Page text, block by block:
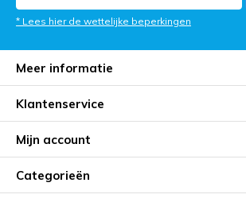
* Lees hier de wettelijke beperkingen
Meer informatie
Klantenservice
Mijn account
Categorieën